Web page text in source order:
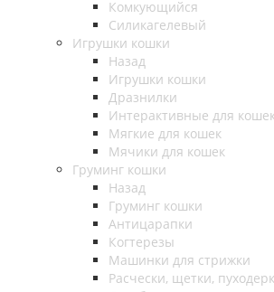
Комкующийся
Силикагелевый
Игрушки кошки
Назад
Игрушки кошки
Дразнилки
Интерактивные для
Мягкие для кошек
Мячики для кошек
Груминг кошки
Назад
Груминг кошки
Антицарапки
Когтерезы
Машинки для стрижки
Расчески, щетки,